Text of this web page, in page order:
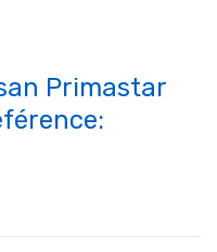
Primastar